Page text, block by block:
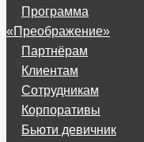
Программа
«Преображение»
Партнёрам
Клиентам
Сотрудникам
Корпоративы
Бьюти девичник